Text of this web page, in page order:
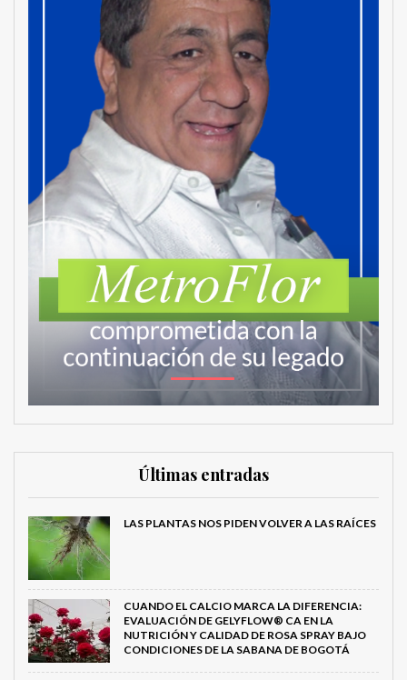
Últimas entradas
LAS PLANTAS NOS PIDEN VOLVER A LAS RAÍCES
CUANDO EL CALCIO MARCA LA DIFERENCIA:
EVALUACIÓN DE GELYFLOW® CA EN LA
NUTRICIÓN Y CALIDAD DE ROSA SPRAY BAJO
CONDICIONES DE LA SABANA DE BOGOTÁ